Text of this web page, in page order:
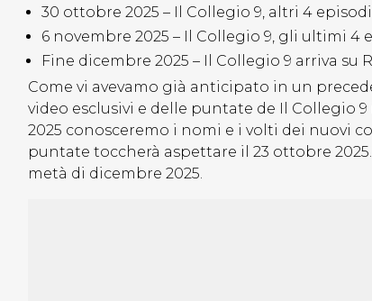
30 ottobre 2025 – Il Collegio 9, altri 4
6 novembre 2025 – Il Collegio 9, gli ultimi 4
Fine dicembre 2025 – Il Collegio 9 arriva su
Come vi avevamo già anticipato in un
video esclusivi e delle puntate de Il
2025 conosceremo i nomi e i volti dei nuovi
puntate toccherà aspettare il 23 ottobre
metà di dicembre 2025.